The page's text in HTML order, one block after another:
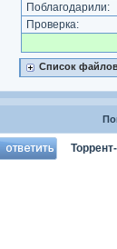
Поблагодарили:
Проверка:
Список